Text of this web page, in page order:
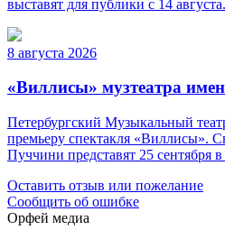
выставят для публики с 14 августа.
8 августа 2026
«Виллисы» музтеатра
Петербургский Музыкальный
премьеру спектакля «Виллисы».
Пуччини представят 25 сентября
Оставить отзыв или пожелание
Сообщить об ошибке
Орфей медиа